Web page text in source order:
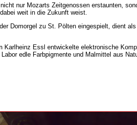
nur Mozarts Zeitgenossen erstaunten,
weit in die Zukunft weist.
Domorgel zu St. Pölten eingespielt, dient
Essl entwickelte elektronische
edle Farbpigmente und Malmittel aus